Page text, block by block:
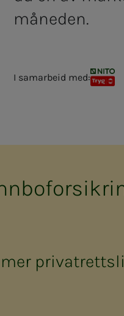
måneden.
I samarbeid med:
NITO TRYG kollektiv